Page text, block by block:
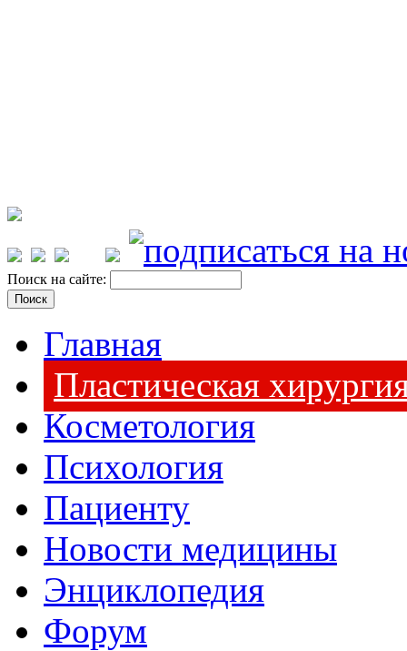
Поиск на сайте:
Главная
Пластическая
Косметология
Психология
Пациенту
Новости медицины
Энциклопедия
Форум